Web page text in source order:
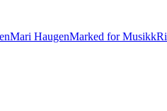
Mari HaugenMarked for Musikk